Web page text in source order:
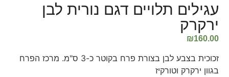
עגילים תלויים דגם נורית לבן
ירקרק
₪160.00
זכוכית בצבע לבן בצורת פרח בקוטר כ-3 ס"מ. מרכז הפרח
בגוון ירקרק וטורקיז